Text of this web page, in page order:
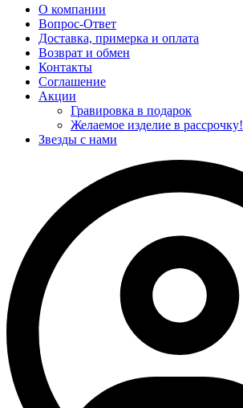
О компании
Вопрос-Ответ
Доставка, примерка и оплата
Возврат и обмен
Контакты
Соглашение
Акции
Гравировка в подарок
Желаемое изделие в рассрочку!
Звезды с нами